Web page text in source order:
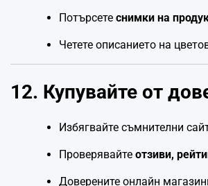
Потърсете снимки на
Четете описанието на
12. Купувайте от
Избягвайте съмнителни
Проверявайте отзиви,
Доверените онлайн